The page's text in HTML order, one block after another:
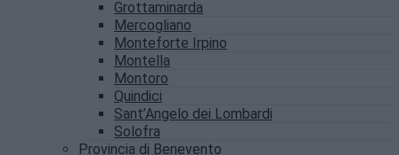
Grottaminarda
Mercogliano
Monteforte Irpino
Montella
Montoro
Quindici
Sant’Angelo dei Lombardi
Solofra
Provincia di Benevento